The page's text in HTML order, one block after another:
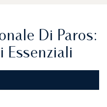
Di Paros:
Essenziali